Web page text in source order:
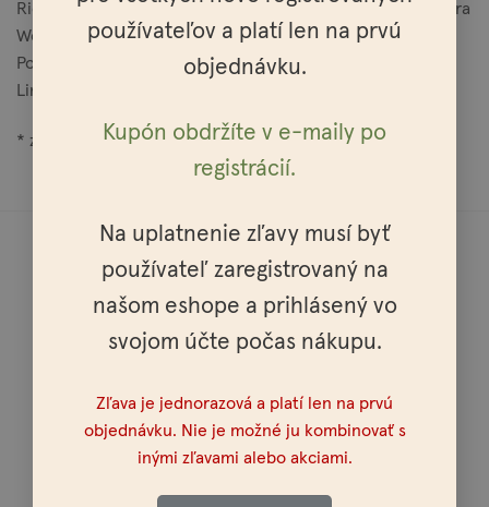
používateľov a platí len na prvú
objednávku.
Kupón obdržíte v e-maily po
registrácií.
Na uplatnenie zľavy musí byť
používateľ zaregistrovaný na
našom eshope a prihlásený vo
svojom účte počas nákupu.
Zľava je jednorazová a platí len na prvú
objednávku. Nie je možné ju kombinovať s
inými zľavami alebo akciami.
Ricinus Communis Seed Oil, Tocopherol, Aniba Rosaeodora
Wood Oil , Cedrus Atlantica Oil , Piper Nigrum Oil,
Pogostemon Cablin Oil, Benzyl Benzoate*, Geraniol*,
Linalool*, Limonene*.
* zložky prirodzene sa vyskytujúce v esenciálnych olejoch
Doprava do celej Európy
Osobné vyzdvihnutie možné v celej SR a ČR